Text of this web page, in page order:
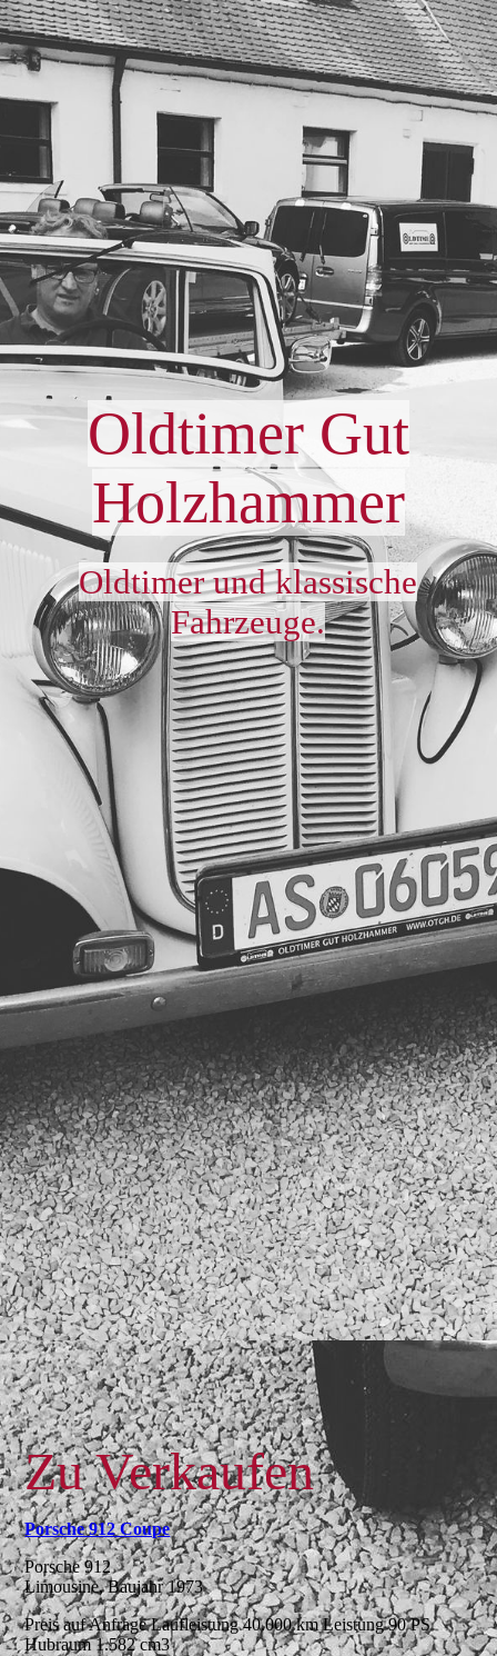
Oldtimer Gut
Holzhammer
Oldtimer und klassische
Fahrzeuge.
Zu Verkaufen
Porsche 912 Coupe
Porsche 912
Limousine, Baujahr 1973
Preis auf Anfrage Laufleistung 40.000 km Leistung 90 PS
Hubraum 1.582 cm3
⌂
Kontakt
Dienstleistungen
Zu verkaufen